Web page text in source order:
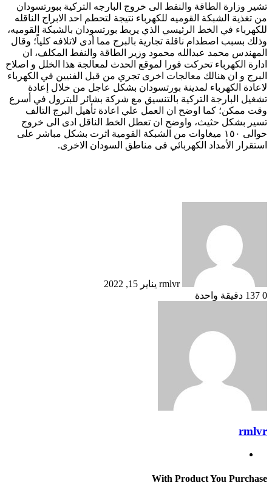
تشير وزارة الطاقة والنفط الى خروج البارجه التركية ببورتسودان
من تغذية الشبكة القوميه للكهرباء نتيجة لتحطم احد الابراج الناقله
للكهرباء في الخط الرئيسي الذي يربط بورتسودان بالشبكة القوميه،
وذلك بسبب اصطدام ناقلة تجارية بالبرج مما أدى لاتلافه كلياً؛ وقال
المهندس محمد عبدالله محمود وزير الطاقة والنفط المكلف، ان
ادارة الكهرباء تحركت فورا لموقع الحدث لمعالجة هذا الخلل و اصلاح
البرج و ان هنالك معالجات اخرى تجري من قبل الفنيين في الكهرباء
لاعادة الكهرباء لمدينة بورتسودان بشكل عاجل من خلال إعادة
تشغيل البارجة التركية بالتنسيق مع شركة بشائر للبترول في أسرع
وقت ممكن؛ كما اوضح ان العمل علي اعادة تأهيل البرج التالف
تسير بشكل حثيث، واوضح ان تعطل الخط الناقل ادى الى خروج
حوالى ١٥٠ ميغاوات من الشبكة القومية اثرت بشكل مباشر على
استقرار الأمداد الكهربائي فى مناطق السودان الاخرى.
rmlvr يناير 15, 2022
0
دقيقة واحدة
rmlvr
With Product You Purchase